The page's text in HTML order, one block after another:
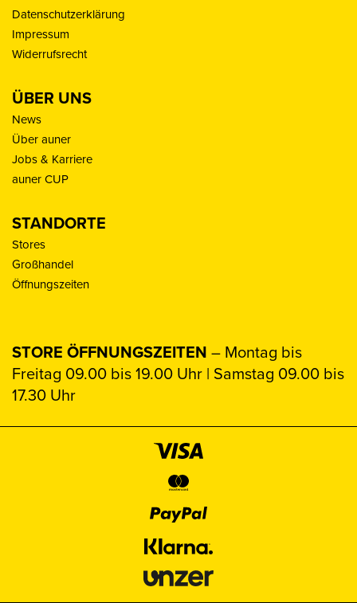
Datenschutzerklärung
Impressum
Widerrufsrecht
ÜBER UNS
News
Über auner
Jobs & Karriere
auner CUP
STANDORTE
Stores
Großhandel
Öffnungszeiten
STORE ÖFFNUNGSZEITEN – Montag bis
Freitag 09.00 bis 19.00 Uhr | Samstag 09.00 bis
17.30 Uhr